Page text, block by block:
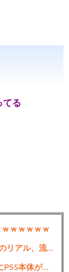
てる
ｗｗｗｗｗ
【マジかよ】NISA貧乏に陥った人たちのリアル、流石に厳しい…w↓結果、食生活が悲惨な事に
【悲報】ゲオのサマーセールのチラシにPS5本体が載ってない